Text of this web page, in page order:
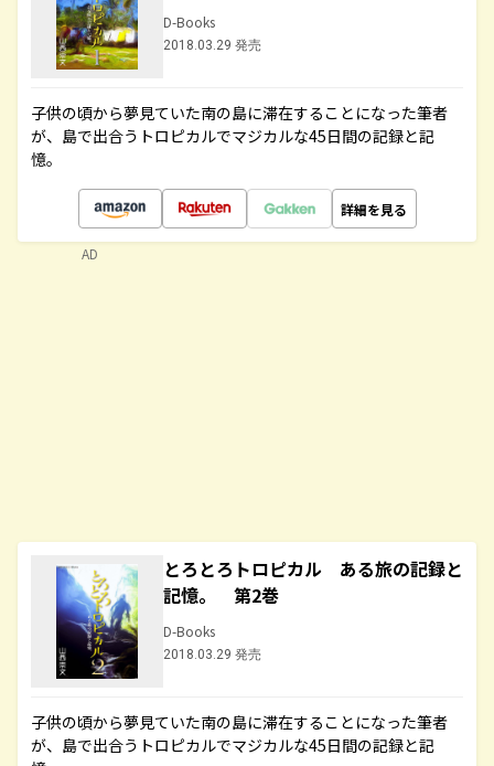
D-Books
2018.03.29 発売
子供の頃から夢見ていた南の島に滞在することになった筆者
が、島で出合うトロピカルでマジカルな45日間の記録と記
憶。
詳細を見る
とろとろトロピカル ある旅の記録と
記憶。 第2巻
D-Books
2018.03.29 発売
子供の頃から夢見ていた南の島に滞在することになった筆者
が、島で出合うトロピカルでマジカルな45日間の記録と記
AD